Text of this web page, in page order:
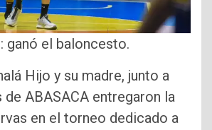
ganó el baloncesto.
Hijo y su madre, junto a
ABASACA entregaron la
en el torneo dedicado a